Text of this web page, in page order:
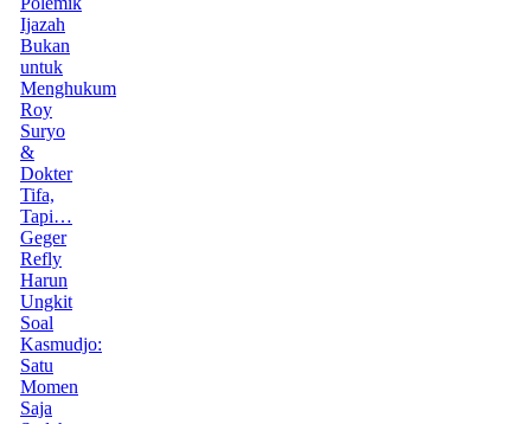
Ijazah
Bukan
untuk
Menghukum
Roy
Suryo
&
Dokter
Tifa,
Tapi…
Geger
Refly
Harun
Ungkit
Soal
Kasmudjo:
Satu
Momen
Saja